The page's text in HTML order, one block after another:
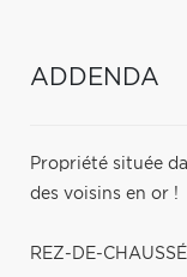
ADDENDA
Propriété située
des voisins en or !
REZ-DE-